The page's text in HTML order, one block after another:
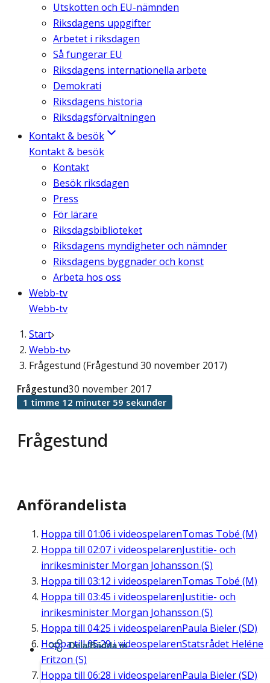
Utskotten och EU-nämnden
Riksdagens uppgifter
Arbetet i riksdagen
Så fungerar EU
Riksdagens internationella arbete
Demokrati
Riksdagens historia
Riksdagsförvaltningen
Kontakt & besök
Kontakt & besök
Kontakt
Besök riksdagen
Press
För lärare
Riksdagsbiblioteket
Riksdagens myndigheter och nämnder
Riksdagens byggnader och konst
Arbeta hos oss
Webb-tv
Webb-tv
Start
Webb-tv
Frågestund (Frågestund 30 november 2017)
Frågestund
Frågestund30 november 2017
1 timme 12 minuter 59 sekunder
Anförandelista
Hoppa till 01:06 i videospelarenTomas Tobé (M)
Hoppa till 02:07 i videospelarenJustitie- och
inrikesminister Morgan Johansson (S)
Hoppa till 03:12 i videospelarenTomas Tobé (M)
Hoppa till 03:45 i videospelarenJustitie- och
inrikesminister Morgan Johansson (S)
Hoppa till 04:25 i videospelarenPaula Bieler (SD)
Hoppa till05:29i videospelarenStatsrådet Heléne
Fritzon (S)
Hoppa till 06:28 i videospelarenPaula Bieler (SD)
Dela/Bädda in